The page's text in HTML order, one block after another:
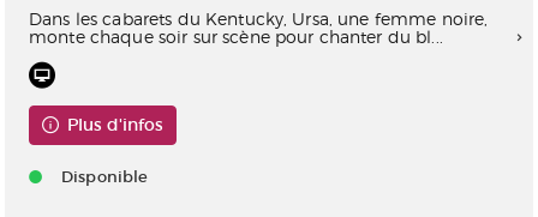
Dans les cabarets du Kentucky, Ursa, une femme noire,
monte chaque soir sur scène pour chanter du bl...
Plus d'infos
Disponible